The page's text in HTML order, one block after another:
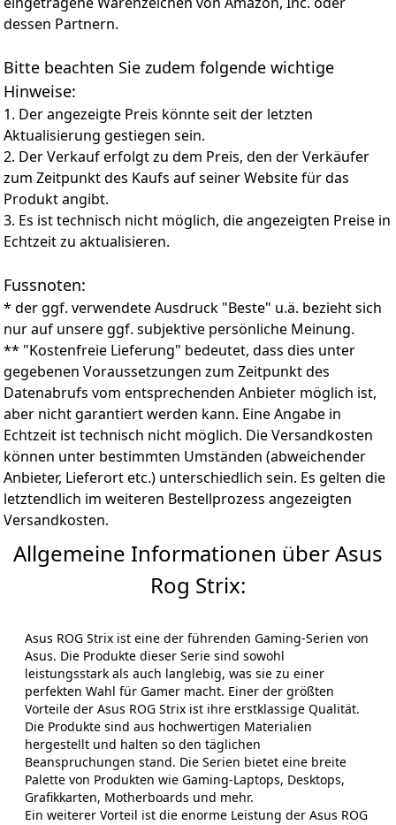
warme Luft erneut durch das Kühlsystem zirkuliert
Die ROG Strix Radeon RX 6600 XT OC Edition 8GB
und Leistung
dessen Partnern.
Bitte beachten Sie zudem folgende wichtige
Hinweise:
1. Der angezeigte Preis könnte seit der letzten
Aktualisierung gestiegen sein.
2. Der Verkauf erfolgt zu dem Preis, den der Verkäufer
zum Zeitpunkt des Kaufs auf seiner Website für das
Produkt angibt.
3. Es ist technisch nicht möglich, die angezeigten Preise in
Echtzeit zu aktualisieren.
Fussnoten:
* der ggf. verwendete Ausdruck "Beste" u.ä. bezieht sich
nur auf unsere ggf. subjektive persönliche Meinung.
** "Kostenfreie Lieferung" bedeutet, dass dies unter
gegebenen Voraussetzungen zum Zeitpunkt des
Datenabrufs vom entsprechenden Anbieter möglich ist,
aber nicht garantiert werden kann. Eine Angabe in
Echtzeit ist technisch nicht möglich. Die Versandkosten
können unter bestimmten Umständen (abweichender
Anbieter, Lieferort etc.) unterschiedlich sein. Es gelten die
letztendlich im weiteren Bestellprozess angezeigten
Versandkosten.
Allgemeine Informationen über Asus
Rog Strix:
Asus ROG Strix ist eine der führenden Gaming-Serien von
Asus. Die Produkte dieser Serie sind sowohl
leistungsstark als auch langlebig, was sie zu einer
perfekten Wahl für Gamer macht. Einer der größten
Vorteile der Asus ROG Strix ist ihre erstklassige Qualität.
Die Produkte sind aus hochwertigen Materialien
hergestellt und halten so den täglichen
Beanspruchungen stand. Die Serien bietet eine breite
Palette von Produkten wie Gaming-Laptops, Desktops,
Grafikkarten, Motherboards und mehr.
Ein weiterer Vorteil ist die enorme Leistung der Asus ROG